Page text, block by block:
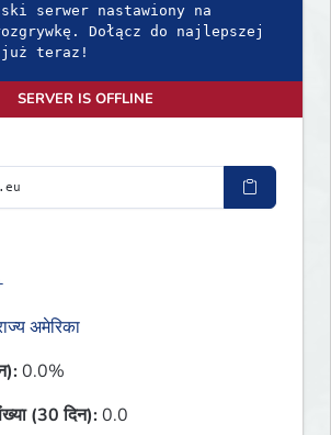
serwer nastawiony na
Dołącz do najlepszej
już teraz!
SERVER IS OFFLINE
अमेरिका
0.0%
(30 दिन):0.0